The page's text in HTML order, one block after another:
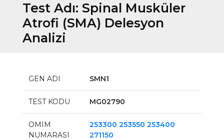
Test Adı: Spinal Musküler
Atrofi (SMA) Delesyon
Analizi
GEN ADI SMN1
TEST KODU MG02790
OMIM
NUMARASI
253300 253550 253400
271150